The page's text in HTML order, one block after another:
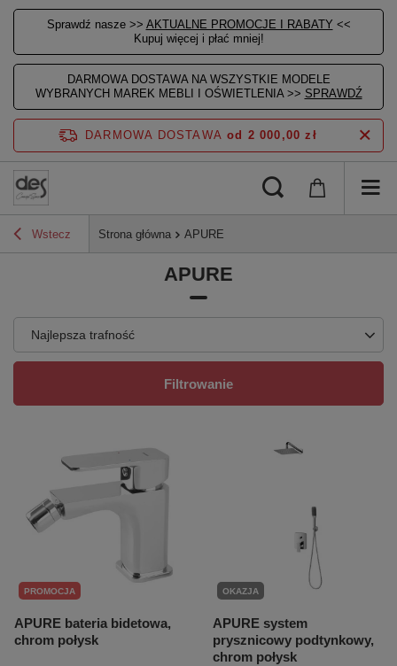
Sprawdź nasze >> AKTUALNE PROMOCJE I RABATY <<
Kupuj więcej i płać mniej!
DARMOWA DOSTAWA NA WSZYSTKIE MODELE
WYBRANYCH MAREK MEBLI I OŚWIETLENIA >> SPRAWDŹ
DARMOWA DOSTAWA od 2 000,00 zł
Wstecz Strona główna APURE
APURE
Najlepsza trafność
Filtrowanie
PROMOCJA
APURE bateria bidetowa,
chrom połysk
OKAZJA
APURE system
prysznicowy podtynkowy,
chrom połysk